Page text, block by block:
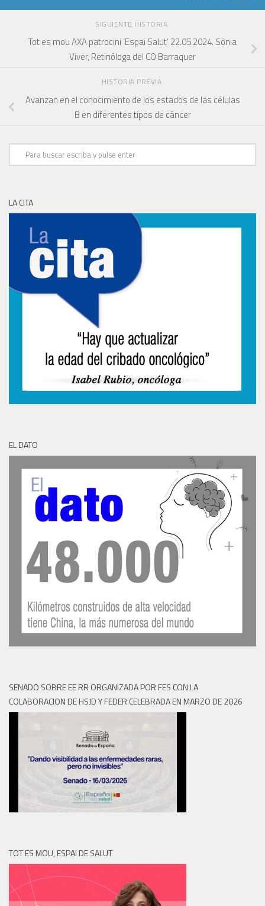
SIGUIENTE HISTORIA
Tot es mou AXA patrocini ‘Espai Salut’ 22.05.2024. Sònia
Viver, Retinóloga del CO Barraquer
HISTORIA PREVIA
Avanzan en el conocimiento de los estados de las células
B en diferentes tipos de cáncer
LA CITA
EL DATO
SENADO SOBRE EE RR ORGANIZADA POR FES CON LA
COLABORACION DE HSJD Y FEDER CELEBRADA EN MARZO DE 2026
TOT ES MOU, ESPAI DE SALUT